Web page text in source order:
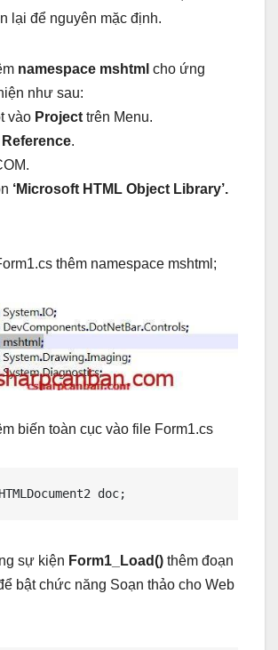
lại để nguyên mặc định.
namespace mshtml cho ứng
như sau:
vào Project trên Menu.
.
‘Microsoft HTML Object Library’.
thêm namespace mshtml;
biến toàn cục vào file Form1.cs
sự kiện Form1_Load() thêm đoạn
bật chức năng Soạn thảo cho Web